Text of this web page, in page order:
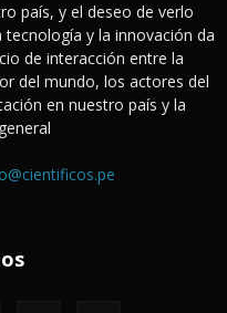
país, y el deseo de verlo
tecnología y la innovación da
de interacción entre la
del mundo, los actores del
en nuestro país y la